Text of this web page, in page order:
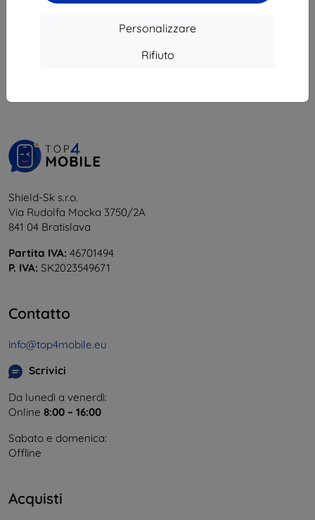
Personalizzare
Rifiuto
Shield-Sk s.r.o.
Via Rudolfa Mocka 3750/2A
841 04 Bratislava
Partita IVA: 46701494
P. IVA: SK2023549671
Contatto
info@top4mobile.eu
Scrivici
Da lunedì a venerdì:
Online 8:00 – 16:00
Sabato e domenica:
Offline
Acquisti